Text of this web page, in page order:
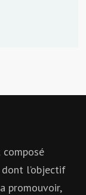
l’objectif
promouvoir,